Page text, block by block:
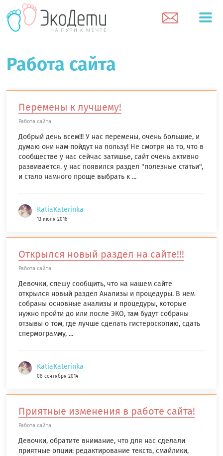
Работа сайта
Перемены к лучшему!
Работа сайта
Добрый день всем!!! У нас перемены, очень большие, и
думаю они нам пойдут на пользу! Не смотря на то, что в
сообществе у нас сейчас затишье, сайт очень активно
развивается. у нас появился раздел "полезные статьи",
и стало намного проще выбрать к ...
KatiaKaterinka
13 июля 2016
Открылся новый раздел на сайте!!!
Работа сайта
Девочки, спешу сообщить, что на нашем сайте
открылся новый раздел Анализы и процедуры. В нем
собраны основные анализы и процедуры, которые
нужно пройти до или после ЭКО, там будут собраны
отзывы о том, где лучше сделать гистероскопию, сдать
спермограмму, ...
KatiaKaterinka
08 сентября 2014
Приятные изменения в работе сайта!
Работа сайта
Девочки, обратите внимание, что для нас сделали
приятные опции: редактирование текста, смайлики,